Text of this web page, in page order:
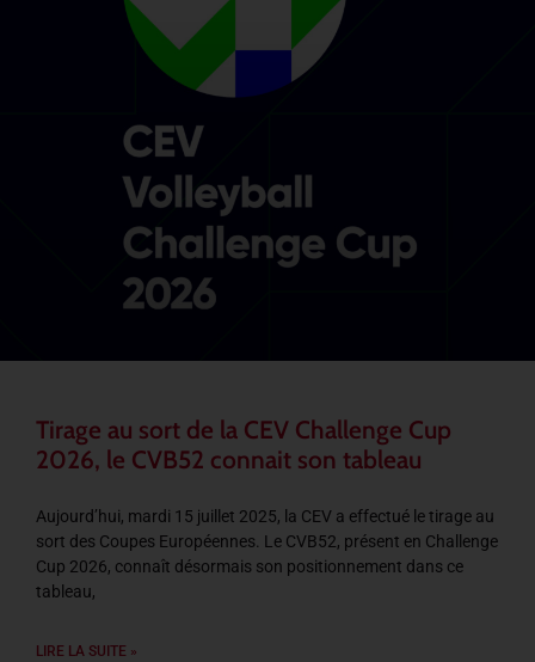
Tirage au sort de la CEV Challenge Cup
2026, le CVB52 connait son tableau
Aujourd’hui, mardi 15 juillet 2025, la CEV a effectué le tirage au
sort des Coupes Européennes. Le CVB52, présent en Challenge
Cup 2026, connaît désormais son positionnement dans ce
tableau,
LIRE LA SUITE »